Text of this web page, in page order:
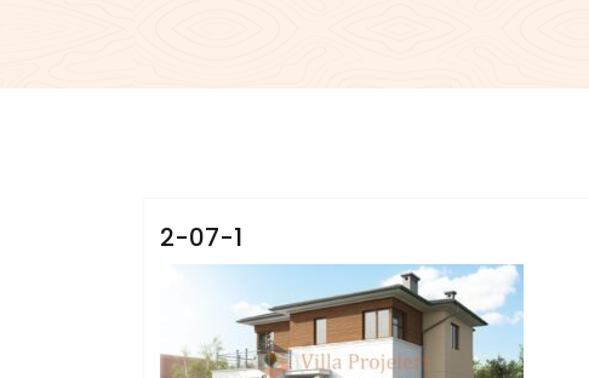
2-07-1